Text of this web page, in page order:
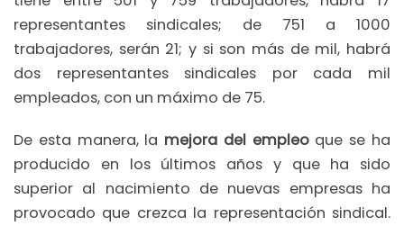
representantes sindicales; de 751 a 1000
trabajadores, serán 21; y si son más de mil, habrá
dos representantes sindicales por cada mil
empleados, con un máximo de 75.
De esta manera, la mejora del empleoque se ha
producido en los últimos años y que ha sido
superior al nacimiento de nuevas empresas ha
provocado que crezca la representación sindical.